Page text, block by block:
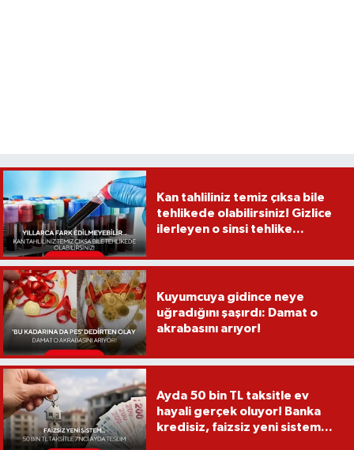
Kan tahliliniz temiz çıksa bile
tehlikede olabilirsiniz! Gizlice
ilerleyen o sinsi tehlike...
Kuyumcuya gidince neye
uğradığını şaşırdı: Damat o
akrabasını arıyor!
Ayda 50 bin TL taksitle ev
hayali gerçek oluyor! Banka
kredisiz, faizsiz yeni sistem...